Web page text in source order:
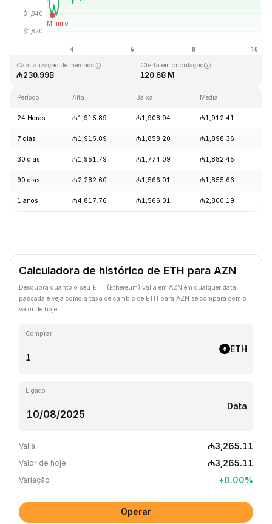
Última atualização: 2026-08-10, 05:05 GMT+0
Capitalização de mercado
₼230.99B
Oferta em circulação
120.68 M
Período Alta Baixa Média
24 Horas ₼1,915.89 ₼1,908.94 ₼1,912.41
7 dias ₼1,915.89 ₼1,858.20 ₼1,898.36
30 dias ₼1,951.79 ₼1,774.09 ₼1,882.45
90 dias ₼2,282.60 ₼1,566.01 ₼1,855.66
1 anos ₼4,817.76 ₼1,566.01 ₼2,800.19
Calculadora de histórico de ETH para AZN
Descubra quanto o seu ETH (Ethereum) valia em AZN em qualquer data
passada e veja como a taxa de câmbio de ETH para AZN se compara com o
valor de hoje.
Comprar
ETH
Ligado
Data
Valia ₼3,265.11
Valor de hoje ₼3,265.11
Variação +0.00%
Operar